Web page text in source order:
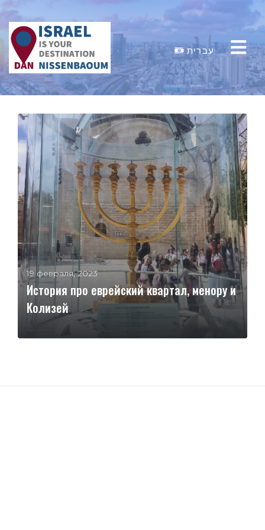
עברית
19 февраля, 2023
История про еврейский квартал, менору и
Колизей